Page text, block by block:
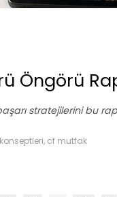
Öngörü
stratejilerini bu
cf mutfak